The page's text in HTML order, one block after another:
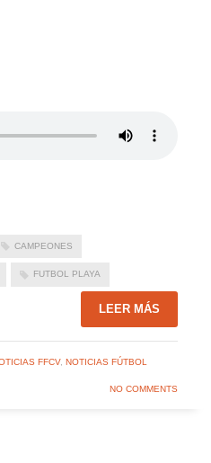
CAMPEONES
FUTBOL PLAYA
LEER MÁS
FFCV, NOTICIAS FÚTBOL
NO COMMENTS